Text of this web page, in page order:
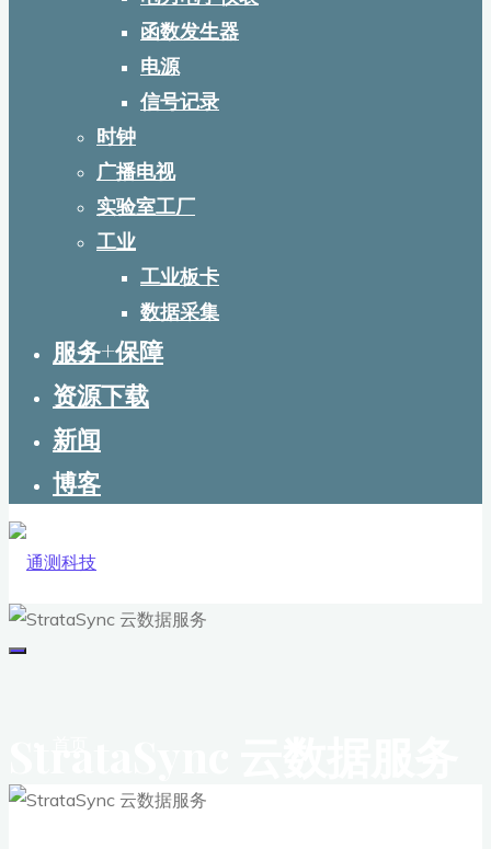
函数发生器
电源
信号记录
时钟
广播电视
实验室工厂
工业
工业板卡
数据采集
服务+保障
资源下载
新闻
博客